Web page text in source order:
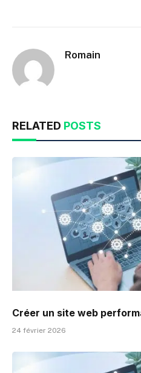
Romain
RELATED POSTS
Créer un site web
24 février 2026